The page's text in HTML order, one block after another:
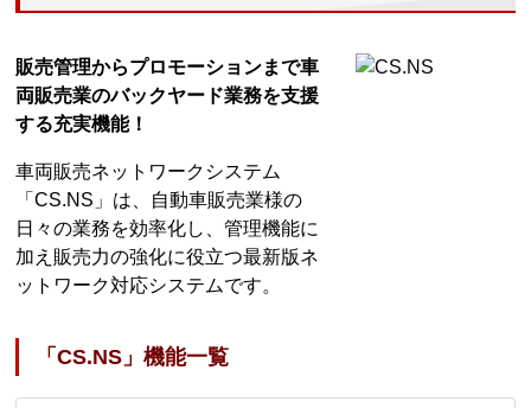
販売管理からプロモーションまで車
両販売業のバックヤード業務を支援
する充実機能！
車両販売ネットワークシステム
「CS.NS」は、自動車販売業様の
日々の業務を効率化し、管理機能に
加え販売力の強化に役立つ最新版ネ
ットワーク対応システムです。
「CS.NS」機能一覧